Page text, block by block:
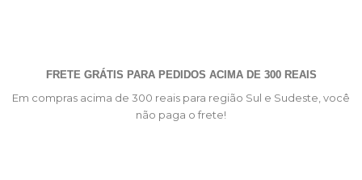
FRETE GRÁTIS PARA PEDIDOS ACIMA DE 300 REAIS
Em compras acima de 300 reais para região Sul e Sudeste, você
não paga o frete!